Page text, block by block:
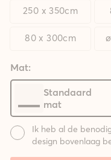
250 x 350cm
80 x 300cm
Mat:
Standaard
mat
Ik heb al de
design bovenlaag